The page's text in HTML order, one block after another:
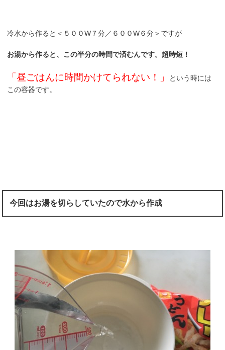
冷水から作ると＜５００W７分／６００W６分＞ですが
お湯から作ると、この半分の時間で済むんです。超時短！
「昼ごはんに時間かけてられない！」
という時には
この容器です。
今回はお湯を切らしていたので水から作成